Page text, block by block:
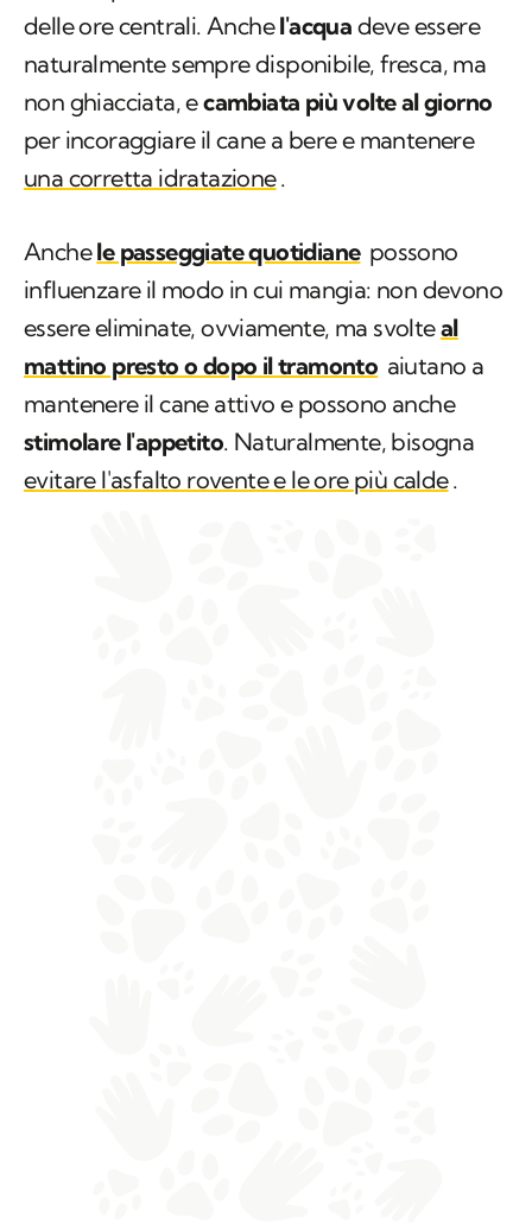
delle ore centrali. Anchel'acqua deve essere
naturalmente sempre disponibile, fresca, ma
non ghiacciata, ecambiata più volte al giorno
per incoraggiare il cane a bere e mantenere
una corretta idratazione.
Anchele passeggiate quotidiane possono
influenzare il modo in cui mangia: non devono
essere eliminate, ovviamente, ma svolteal
mattino presto o dopo il tramonto aiutano a
mantenere il cane attivo e possono anche
stimolare l'appetito. Naturalmente, bisogna
evitare l'asfalto rovente e le ore più calde.